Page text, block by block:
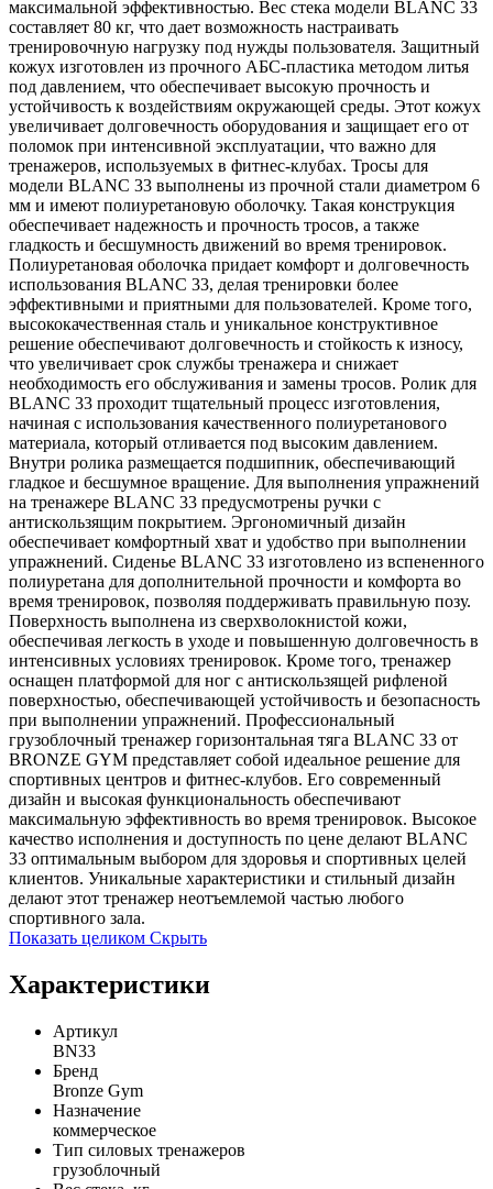
максимальной эффективностью. Вес стека модели BLANC 33
составляет 80 кг, что дает возможность настраивать
тренировочную нагрузку под нужды пользователя. Защитный
кожух изготовлен из прочного АБС-пластика методом литья
под давлением, что обеспечивает высокую прочность и
устойчивость к воздействиям окружающей среды. Этот кожух
увеличивает долговечность оборудования и защищает его от
поломок при интенсивной эксплуатации, что важно для
тренажеров, используемых в фитнес-клубах. Тросы для
модели BLANC 33 выполнены из прочной стали диаметром 6
мм и имеют полиуретановую оболочку. Такая конструкция
обеспечивает надежность и прочность тросов, а также
гладкость и бесшумность движений во время тренировок.
Полиуретановая оболочка придает комфорт и долговечность
использования BLANC 33, делая тренировки более
эффективными и приятными для пользователей. Кроме того,
высококачественная сталь и уникальное конструктивное
решение обеспечивают долговечность и стойкость к износу,
что увеличивает срок службы тренажера и снижает
необходимость его обслуживания и замены тросов. Ролик для
BLANC 33 проходит тщательный процесс изготовления,
начиная с использования качественного полиуретанового
материала, который отливается под высоким давлением.
Внутри ролика размещается подшипник, обеспечивающий
гладкое и бесшумное вращение. Для выполнения упражнений
на тренажере BLANC 33 предусмотрены ручки с
антискользящим покрытием. Эргономичный дизайн
обеспечивает комфортный хват и удобство при выполнении
упражнений. Сиденье BLANC 33 изготовлено из вспененного
полиуретана для дополнительной прочности и комфорта во
время тренировок, позволяя поддерживать правильную позу.
Поверхность выполнена из сверхволокнистой кожи,
обеспечивая легкость в уходе и повышенную долговечность в
интенсивных условиях тренировок. Кроме того, тренажер
оснащен платформой для ног с антискользящей рифленой
поверхностью, обеспечивающей устойчивость и безопасность
при выполнении упражнений. Профессиональный
грузоблочный тренажер горизонтальная тяга BLANC 33 от
BRONZE GYM представляет собой идеальное решение для
спортивных центров и фитнес-клубов. Его современный
дизайн и высокая функциональность обеспечивают
максимальную эффективность во время тренировок. Высокое
качество исполнения и доступность по цене делают BLANC
33 оптимальным выбором для здоровья и спортивных целей
клиентов. Уникальные характеристики и стильный дизайн
делают этот тренажер неотъемлемой частью любого
спортивного зала.
Показать целиком Скрыть
Характеристики
Артикул
BN33
Бренд
Bronze Gym
Назначение
коммерческое
Тип силовых тренажеров
грузоблочный